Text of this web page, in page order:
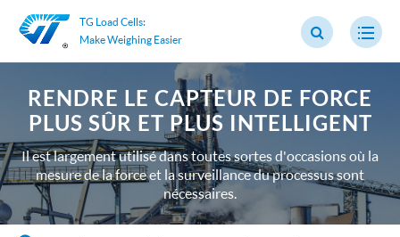
TG Load Cells:
Make Weighing Easier
RENDRE LE CAPTEUR DE FORCE
PLUS SÛR ET PLUS INTELLIGENT
Il est largement utilisé dans toutes sortes d'occasions où la
mesure de la force et la surveillance du processus sont
nécessaires.